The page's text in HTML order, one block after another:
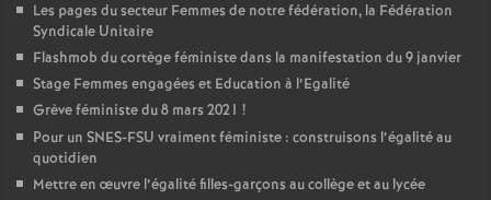
Les pages du secteur Femmes de notre fédération, la Fédération
Syndicale Unitaire
Flashmob du cortège féministe dans la manifestation du 9 janvier
Stage Femmes engagées et Education à l’Egalité
Grève féministe du 8 mars 2021 !
Pour un SNES-FSU vraiment féministe : construisons l’égalité au
quotidien
Mettre en œuvre l’égalité filles-garçons au collège et au lycée